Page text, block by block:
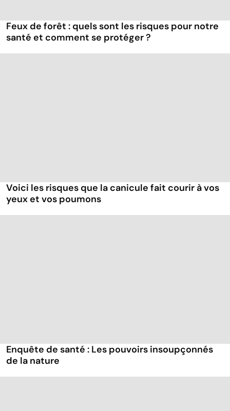
Feux de forêt : quels sont les risques pour notre
santé et comment se protéger ?
Voici les risques que la canicule fait courir à vos
yeux et vos poumons
Enquête de santé : Les pouvoirs insoupçonnés
de la nature